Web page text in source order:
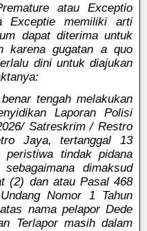
atau Exceptio
Exceptie memiliki arti
dapat diterima untuk
karena gugatan a quo
dini untuk diajukan
tengah melakukan
Laporan Polisi
Satreskrim / Restro
Jaya, tertanggal 13
peristiwa tindak pidana
dimaksud
(2) dan atau Pasal 468
Nomor 1 Tahun
nama pelapor Dede
Terlapor masih dalam